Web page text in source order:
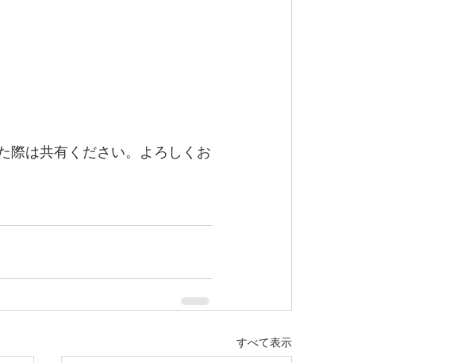
際は共有ください。よろしくお
すべて表示